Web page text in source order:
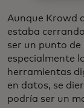
Aunque Krowd
estaba
ser un punto
especialmente
herramientas
en datos, se
podría ser un